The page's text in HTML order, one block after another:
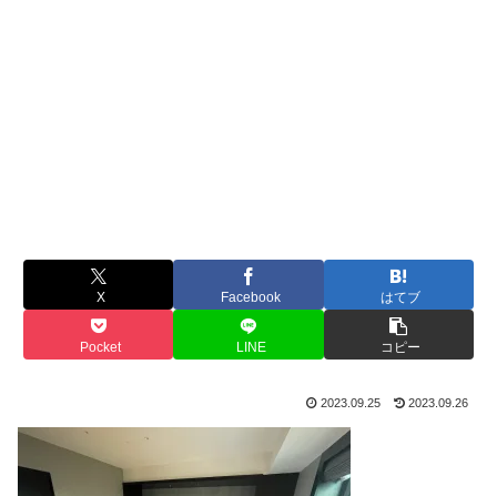
X Facebook はてブ
Pocket LINE コピー
2023.09.25 2023.09.26